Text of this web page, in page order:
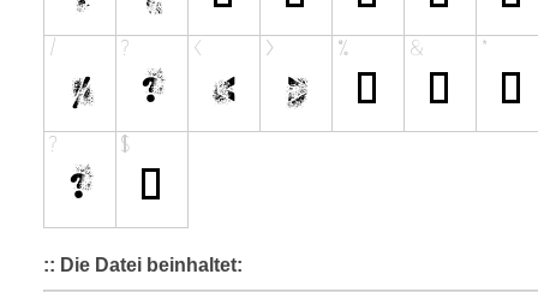
:: Die Datei beinhaltet: